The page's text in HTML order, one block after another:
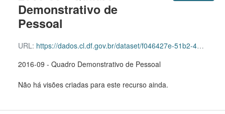
Demonstrativo de
Pessoal
URL: https://dados.cl.df.gov.br/dataset/f046427e-51b2-49e8-afe5-945e82b55ce9/resource/e6622139-1548-4d70-9bd6-b33148f40409/download/2016-09-quadro-demonstrativo-de-pessoal.pdf
2016-09 - Quadro Demonstrativo de Pessoal
Não há visões criadas para este recurso ainda.